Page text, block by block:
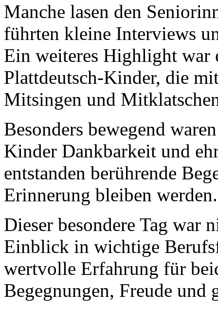
Manche lasen den
führten kleine Interviews
Ein weiteres Highlight war
Plattdeutsch-Kinder, die
Mitsingen und
Besonders bewegend
Kinder Dankbarkeit und
entstanden berührende
Erinnerung bleiben werden.
Dieser besondere Tag war
Einblick in wichtige
wertvolle Erfahrung für
Begegnungen, Freude und